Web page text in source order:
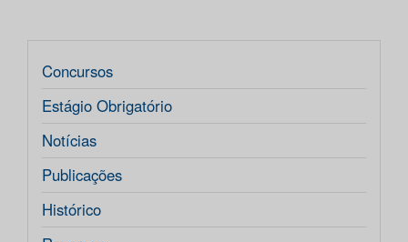
Concursos
Estágio Obrigatório
Notícias
Publicações
Histórico